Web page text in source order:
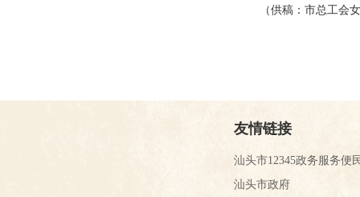
（供稿： 市总工会
友情链接
汕头市12345政务服务便
汕头市政府